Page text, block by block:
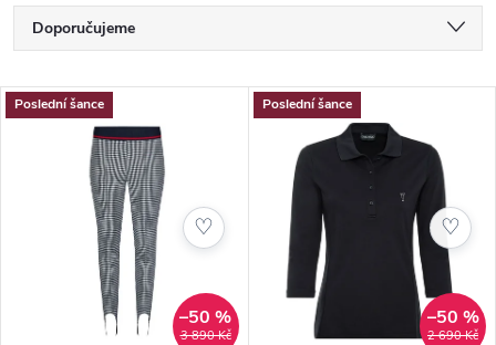
Ř
a
Doporučujeme
Nejdražší
Nejprodávanější
Abecedně
V
Poslední šance
3 890 Kč
–50 %
♡
Poslední šance
2 690 Kč
–50 %
♡